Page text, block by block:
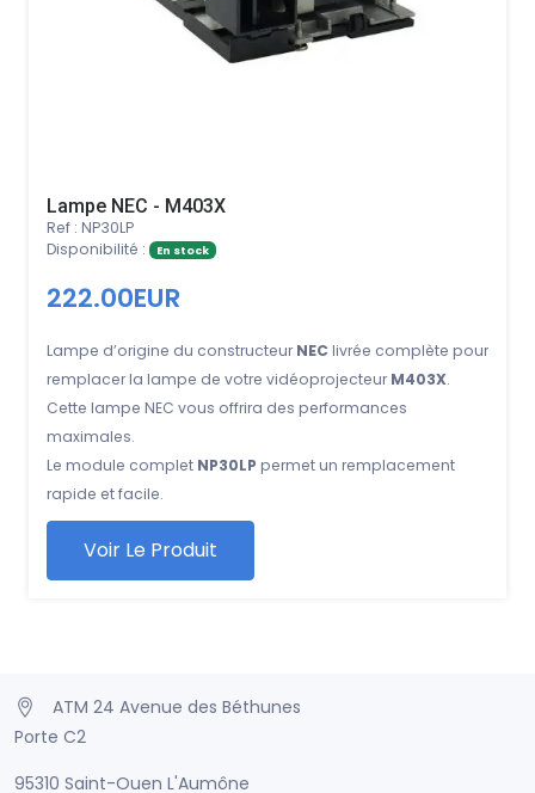
Lampe NEC - M403X
Ref : NP30LP
Disponibilité :
En stock
222.00EUR
Lampe d’origine du constructeur NEClivrée complète pour
remplacer la lampe de votre vidéoprojecteur M403X.
Cette lampe NEC vous offrira des performances
maximales.
Le module complet NP30LP permet un remplacement
rapide et facile.
Voir Le Produit
ATM 24 Avenue des Béthunes
Porte C2
95310 Saint-Ouen L'Aumône